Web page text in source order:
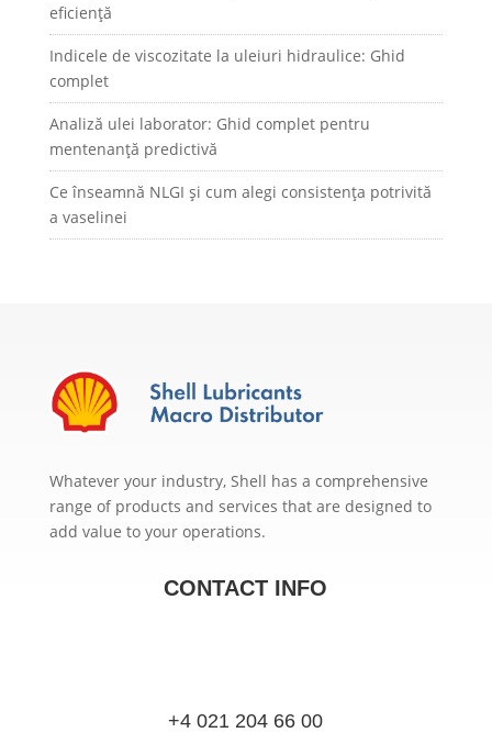
eficiență
Indicele de viscozitate la uleiuri hidraulice: Ghid
complet
Analiză ulei laborator: Ghid complet pentru
mentenanță predictivă
Ce înseamnă NLGI și cum alegi consistența potrivită
a vaselinei
Whatever your industry, Shell has a comprehensive
range of products and services that are designed to
add value to your operations.
CONTACT INFO
+4 021 204 66 00